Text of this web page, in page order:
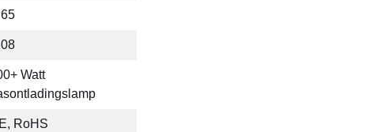
Watt
RoHS